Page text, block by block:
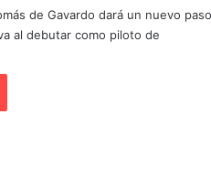
de Gavardo dará un nuevo
al debutar como piloto de